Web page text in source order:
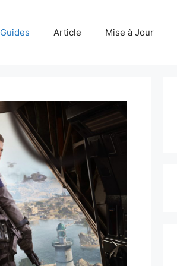
Guides Article Mise à Jour